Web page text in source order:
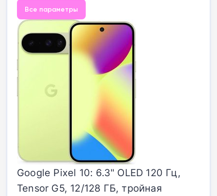
Все параметры
Google Pixel 10: 6.3" OLED 120 Гц,
Tensor G5, 12/128 ГБ, тройная